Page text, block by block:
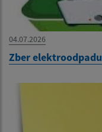
04.07.2026
Zber elektroodpadu